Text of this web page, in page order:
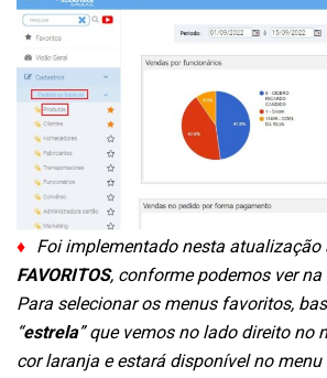
♦ Foi implementado nesta atualização
FAVORITOS, conforme podemos ver
Para selecionar os menus favoritos,
“estrela” que vemos no lado direito no
cor laranja e estará disponível no menu